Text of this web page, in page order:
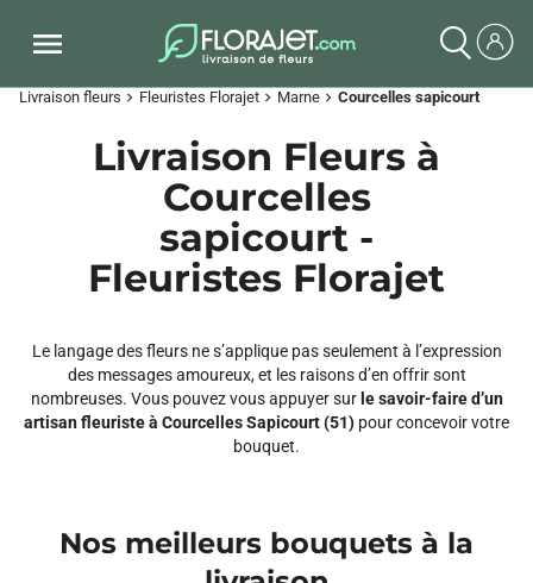
Livraison fleurs chevron_right Fleuristes Florajet chevron_right Marne chevron_right Courcelles sapicourt
Livraison Fleurs à
Courcelles
sapicourt -
Fleuristes Florajet
Le langage des fleurs ne s’applique pas seulement à l’expression
des messages amoureux, et les raisons d’en offrir sont
nombreuses. Vous pouvez vous appuyer sur le savoir-faire d’un
artisan fleuriste à Courcelles Sapicourt (51) pour concevoir votre
bouquet.
Nos meilleurs bouquets à la